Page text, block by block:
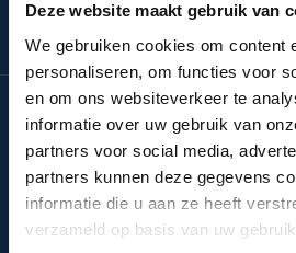
Deze website maakt gebruik van
We gebruiken cookies om content
personaliseren, om functies voor
en om ons websiteverkeer te
informatie over uw gebruik van
partners voor social media,
partners kunnen deze gegevens
informatie die u aan ze heeft
verzameld op basis van uw
Bekijk pakketten en
036 52 90
DIENSTEN
Camerabewaking
Alarmbeveiliging
Toegangscontrole